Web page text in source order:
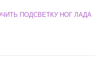
ПОДСВЕТКУ НОГ ЛАДА